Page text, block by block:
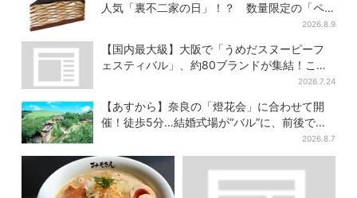
人気「裏不二家の日」！？ 数量限定の「ペ
2026.8.9
【国内最大級】大阪で「うめだスヌーピーフ
ェスティバル」、約80ブランドが集結！ここ
2026.7.24
【あすから】奈良の「燈花会」に合わせて開
催！徒歩5分…結婚式場が“バル”に、前後で食
2026.8.7